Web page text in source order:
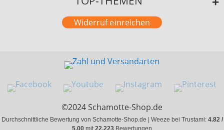
Widerruf einreichen
©2024 Schamotte-Shop.de
Durchschnittliche Bewertung von Schamotte-Shop.de | Weeze bei Trustami: 4.82 /
5.00 mit 22.223 Bewertungen